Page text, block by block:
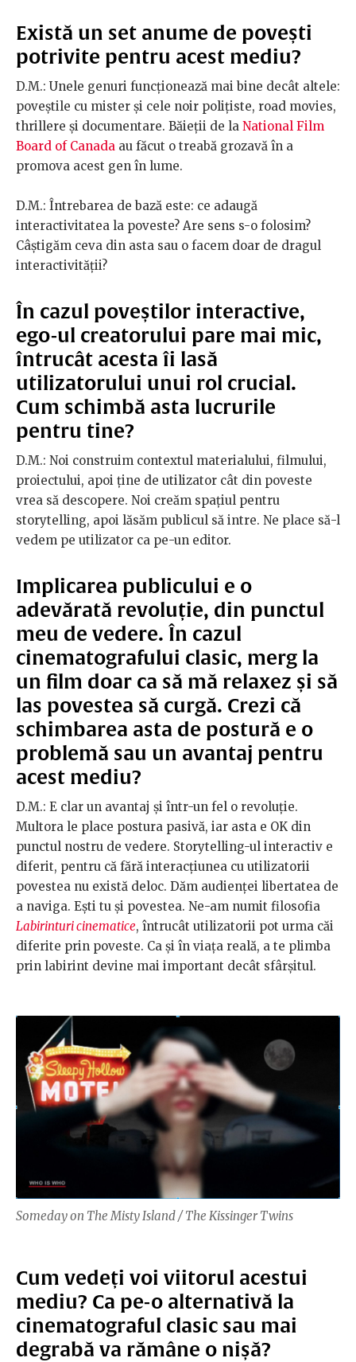
Există un set anume de povești
potrivite pentru acest mediu?
D.M.: Unele genuri funcționează mai bine decât altele:
poveștile cu mister și cele noir polițiste, road movies,
thrillere și documentare. ​Băieții de la National Film
Board of Canada au făcut o treabă grozavă în a
promova acest gen în lume.
D.M.: Întrebarea de bază este: ce adaugă
interactivitatea la poveste? Are sens s-o folosim?
Câștigăm ceva din asta sau o facem doar de dragul
interactivității?
În cazul poveștilor interactive,
ego-ul creatorului pare mai mic,
întrucât acesta îi lasă
utilizatorului unui rol crucial.
Cum schimbă asta lucrurile
pentru tine?
D.M.: Noi construim contextul materialului, filmului,
proiectului, apoi ține de utilizator cât din poveste
vrea să descopere. Noi creăm spațiul pentru
storytelling, apoi lăsăm publicul să intre. Ne place să-l
vedem pe utilizator ca pe-un editor.
Implicarea publicului e o
adevărată revoluție, din punctul
meu de vedere. În cazul
cinematografului clasic, merg la
un film doar ca să mă relaxez și să
las povestea să curgă. Crezi că
schimbarea asta de postură e o
problemă sau un avantaj pentru
acest mediu?
D.M.: E clar un avantaj și într-un fel o revoluție.
Multora le place postura pasivă, iar asta e OK din
punctul nostru de vedere. Storytelling-ul interactiv e
diferit, pentru că fără interacțiunea cu utilizatorii
povestea nu există deloc. Dăm audienței libertatea de
a naviga. Ești tu și povestea. Ne-am numit filosofia
Labirinturi cinematice, întrucât utilizatorii pot urma căi
diferite prin poveste. Ca și în viața reală, a te plimba
prin labirint devine mai important decât sfârșitul.
Someday on The Misty Island / The Kissinger Twins
Cum vedeți voi viitorul acestui
mediu? Ca pe-o alternativă la
cinematograful clasic sau mai
degrabă va rămâne o nișă?